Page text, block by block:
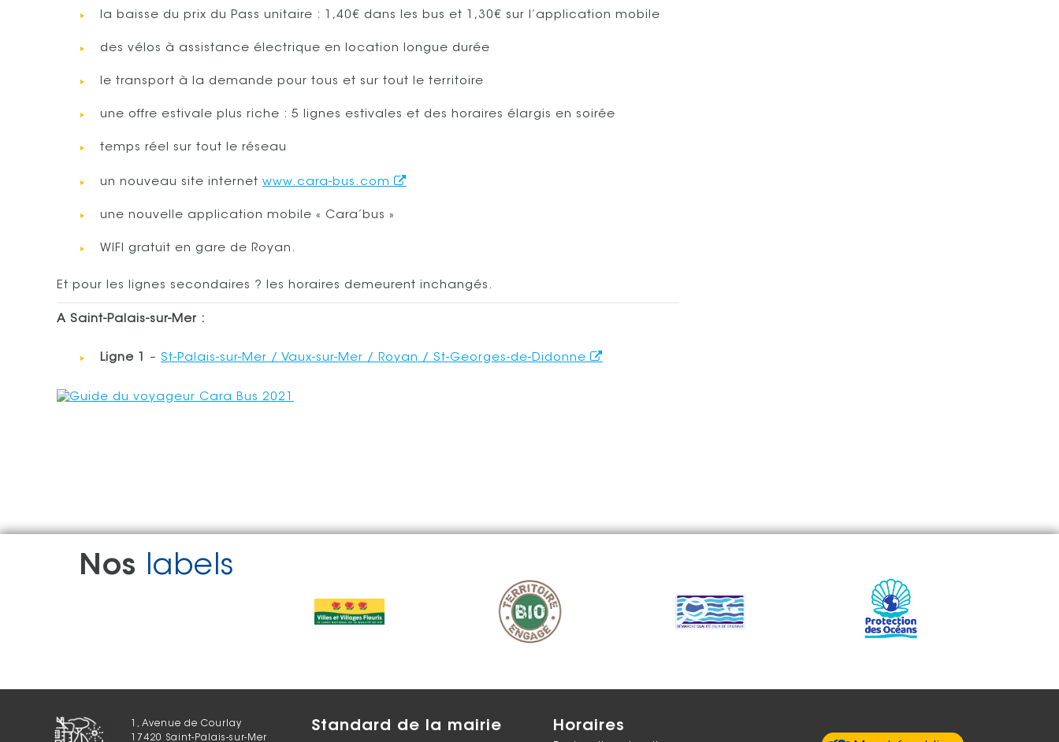
la baisse du prix du Pass unitaire : 1,40€ dans les bus et 1,30€ sur l’application mobile
des vélos à assistance électrique en location longue durée
le transport à la demande pour tous et sur tout le territoire
une offre estivale plus riche : 5 lignes estivales et des horaires élargis en soirée
temps réel sur tout le réseau
un nouveau site internet www.cara-bus.com
une nouvelle application mobile « Cara’bus »
WIFI gratuit en gare de Royan.
Et pour les lignes secondaires ? les horaires demeurent inchangés.
A Saint-Palais-sur-Mer :
Ligne 1 – St-Palais-sur-Mer / Vaux-sur-Mer / Royan / St-Georges-de-Didonne
Nos labels
1, Avenue de Courlay
17420 Saint-Palais-sur-Mer
Standard de la mairie Horaires